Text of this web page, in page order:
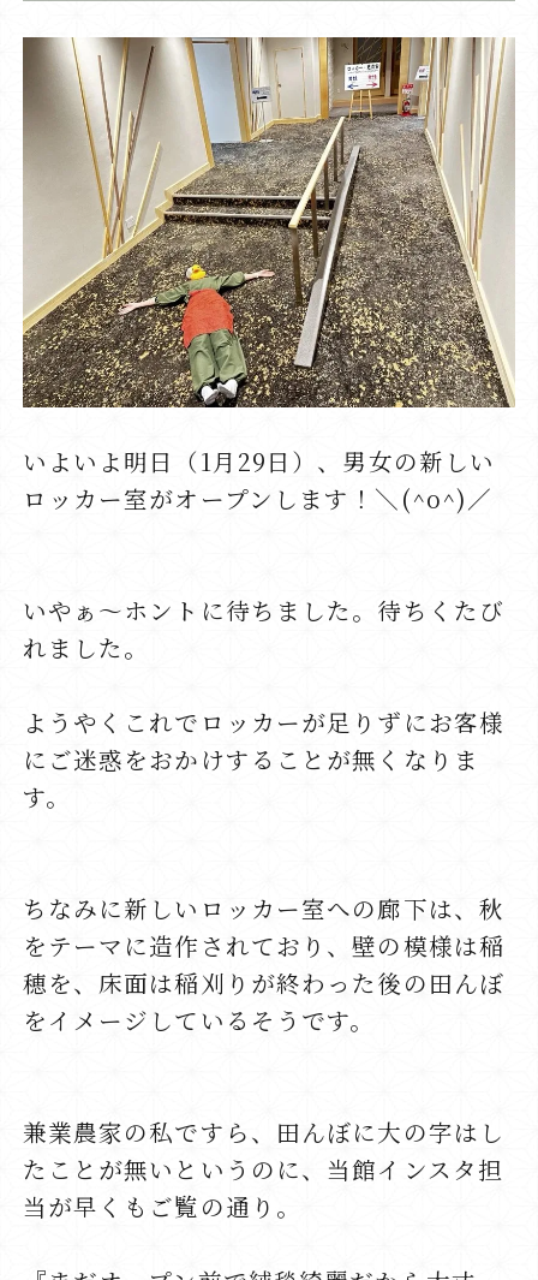
いよいよ明日（1月29日）、男女の新しい
ロッカー室がオープンします！＼(^o^)／
いやぁ～ホントに待ちました。待ちくたび
れました。
ようやくこれでロッカーが足りずにお客様
にご迷惑をおかけすることが無くなりま
す。
ちなみに新しいロッカー室への廊下は、秋
をテーマに造作されており、壁の模様は稲
穂を、床面は稲刈りが終わった後の田んぼ
をイメージしているそうです。
兼業農家の私ですら、田んぼに大の字はし
たことが無いというのに、当館インスタ担
当が早くもご覧の通り。